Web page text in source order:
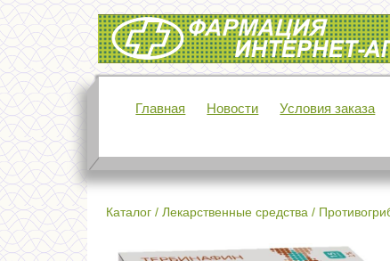
Интернет-аптека Фармация
Главная Новости Условия заказа
Каталог / Лекарственные средства /